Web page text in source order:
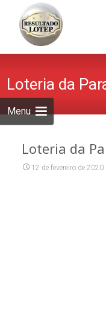
Menu
Loteria da
Loteria da
12 de fevereiro de 2020